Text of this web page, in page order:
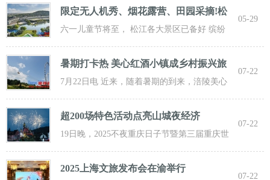
限定无人机秀、烟花露营、田园采摘!松
江遛
六一儿童节将至， 松江各大景区已备好 缤纷
活动与超值福利， 从主题乐土到田园乡野，
05-29
暑期打卡热 美心红酒小镇成乡村振兴旅
游新
7月22日电 近来，随着暑期的到来，涪陵美心
红酒小镇迎来了大批游客前来打卡，
07-22
超200场特色活动点亮山城夜经济
19日晚，2025不夜重庆日子节暨第三届重庆世
界啤酒文化节发动活动在重庆市九龙坡
07-22
2025上海文旅发布会在渝举行
07-22